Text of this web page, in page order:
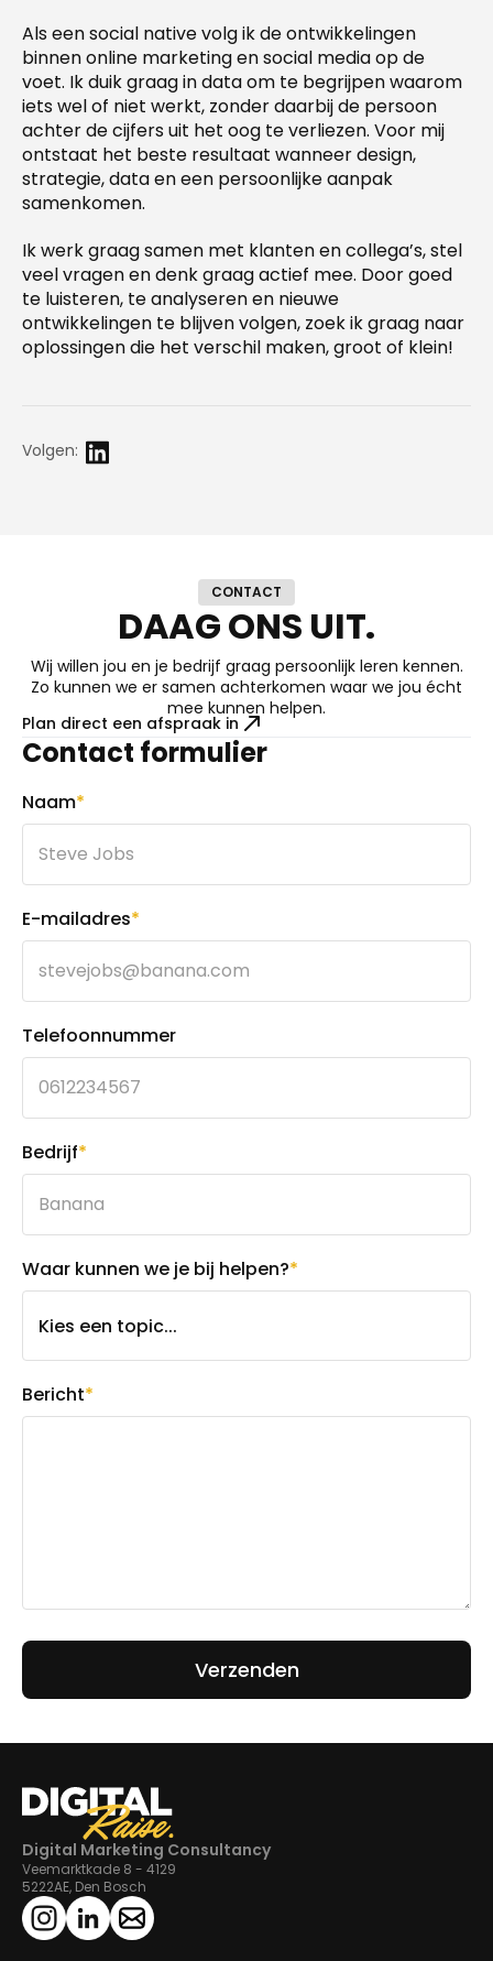
Als een social native volg ik de ontwikkelingen
binnen online marketing en social media op de
voet. Ik duik graag in data om te begrijpen waarom
iets wel of niet werkt, zonder daarbij de persoon
achter de cijfers uit het oog te verliezen. Voor mij
ontstaat het beste resultaat wanneer design,
strategie, data en een persoonlijke aanpak
samenkomen.
Ik werk graag samen met klanten en collega’s, stel
veel vragen en denk graag actief mee. Door goed
te luisteren, te analyseren en nieuwe
ontwikkelingen te blijven volgen, zoek ik graag naar
oplossingen die het verschil maken, groot of klein!
Volgen:
CONTACT
DAAG ONS UIT.
Wij willen jou en je bedrijf graag persoonlijk leren kennen.
Zo kunnen we er samen achterkomen waar we jou écht
mee kunnen helpen.
Plan direct een afspraak in
Contact formulier
Naam*
E-mailadres*
Telefoonnummer
Bedrijf*
Waar kunnen we je bij helpen?*
Bericht*
Digital Marketing Consultancy
Veemarktkade 8 - 4129
5222AE, Den Bosch